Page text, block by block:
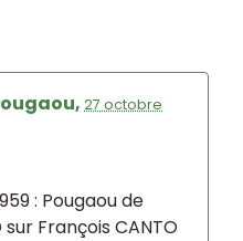
27 octobre
: Pougaou de
sur François CANTO